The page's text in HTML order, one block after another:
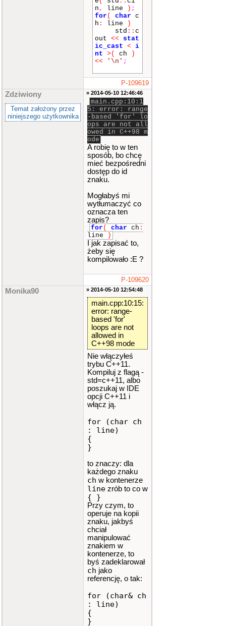
n , line ) ;
for ( char c
h : line
)
std :: c
out <<
stat
ic_cast < i
nt > ( ch
)
<<
'\n' ;
P-109619
Zdziwiony
Temat założony przez
niniejszego użytkownika
» 2014-05-10 12:46:46
main.cpp:10:1
5: error: range
-based 'for' lo
ops are not all
owed in C++98 m
ode
A robię to w ten
sposób, bo chcę
mieć bezpośredni
dostęp do id
znaku.
Mogłabyś mi
wytłumaczyć co
oznacza ten
zapis?
for ( char ch :
line
)
I jak zapisać to,
żeby się
kompilowało :E ?
P-109620
Monika90 » 2014-05-10 12:54:48
main.cpp:10:15:
error: range-
based 'for'
loops are not
allowed in
C++98 mode
Nie włączyłeś
trybu C++11.
Kompiluj z flagą -
std=c++11, albo
poszukaj w IDE
opcji C++11 i
włącz ją.
for (char ch
: line)
{
}
to znaczy: dla
każdego znaku
ch w kontenerze
line zrób to co w
{ }
Przy czym, to
operuje na kopii
znaku, jakbyś
chciał
manipulować
znakiem w
kontenerze, to
byś zadeklarował
ch jako
referencję, o tak:
for (char& ch
: line)
{
}